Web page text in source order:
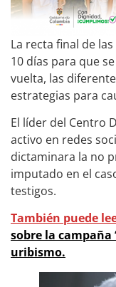
La recta final de
10 días para que
vuelta, las
estrategias para
El líder del Centro
activo en redes
dictaminara la no
imputado en el
testigos.
También puede
sobre la campaña
uribismo.